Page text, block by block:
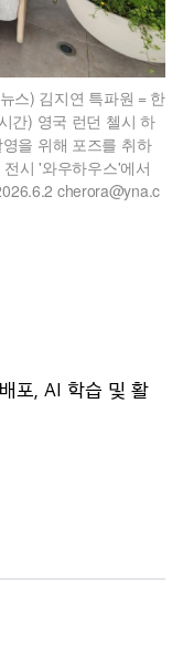
스) 김지연 특파원 = 한
간) 영국 런던 첼시 하
을 위해 포즈를 취하
시 '와우하우스'에서
cherora@yna.c
포, AI 학습 및 활